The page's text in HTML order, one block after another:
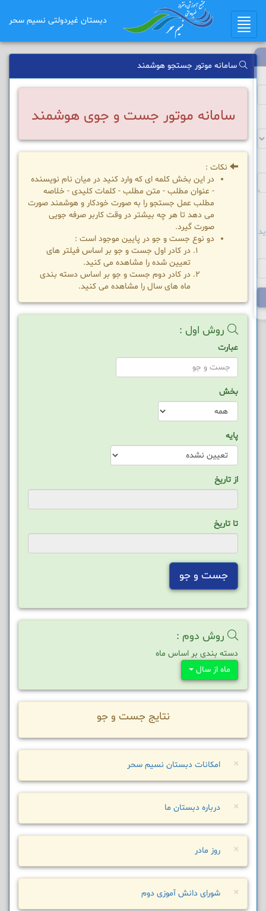
Toggle
navigation
دبستان غیردولتی نسیم سحر
سامانه موتور جستجو هوشمند
سامانه موتور جست و جوی هوشمند
نکات :
در این بخش کلمه ای که وارد کنید در میان نام نویسنده
- عنوان مطلب - متن مطلب - کلمات کلیدی - خلاصه
مطلب عمل جستجو را به صورت خودکار و هوشمند صورت
می دهد تا هر چه بیشتر در وقت کاربر صرفه جویی
صورت گیرد.
دو نوع جست و جو در پایین موجود است :
در کادر اول جست و جو بر اساس فیلتر های
تعیین شده را مشاهده می کنید.
در کادر دوم جست و جو بر اساس دسته بندی
ماه های سال را مشاهده می کنید.
روش اول :
عبارت
بخش
پایه
از تاریخ
تا تاریخ
جست و جو
روش دوم :
دسته بندی بر اساس ماه
ماه از سال
نتایج جست و جو
× امکانات دبستان نسیم سحر
× درباره دبستان ما
× روز مادر
× شورای دانش آموزی دوم